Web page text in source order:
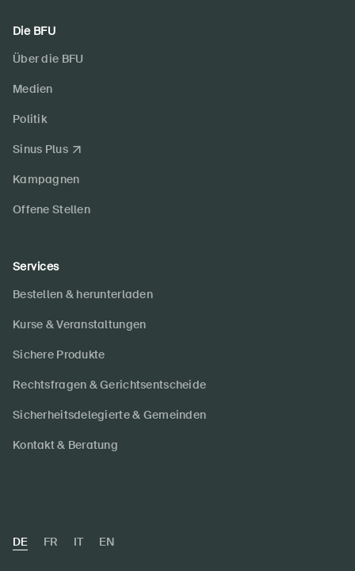
Die BFU
Über die BFU
Medien
Politik
Sinus Plus
Kampagnen
Offene Stellen
Services
Bestellen & herunterladen
Kurse & Veranstaltungen
Sichere Produkte
Rechtsfragen & Gerichtsentscheide
Sicherheitsdelegierte & Gemeinden
Kontakt & Beratung
DE FR IT EN